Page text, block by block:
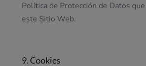
Política de Protección de Datos
este Sitio Web.
9. Cookies